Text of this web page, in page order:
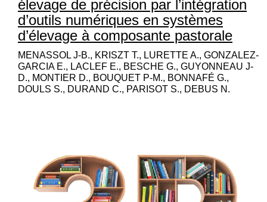
élevage de précision par l’intégration
d’outils numériques en systèmes
d’élevage à composante pastorale
MENASSOL J-B., KRISZT T., LURETTE A., GONZALEZ-
GARCIA E., LACLEF E., BESCHE G., GUYONNEAU J-
D., MONTIER D., BOUQUET P-M., BONNAFÉ G.,
DOULS S., DURAND C., PARISOT S., DEBUS N.